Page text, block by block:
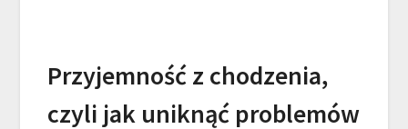
Przyjemność z chodzenia,
czyli jak uniknąć problemów